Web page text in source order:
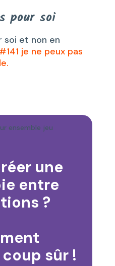
pour soi
soi et non en
#141 je ne peux pas
une
entre
?
sûr !